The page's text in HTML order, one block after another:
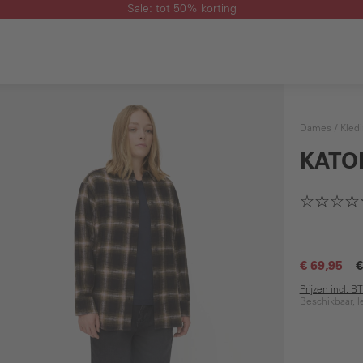
Sale: tot 50% korting
Dames
€ 69,95
Prijzen incl.
Beschikbaar,